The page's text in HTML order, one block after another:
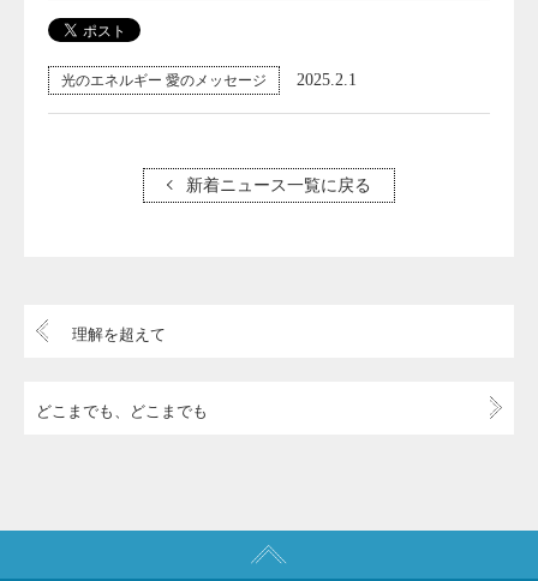
光のエネルギー 愛のメッセージ 2025.2.1
新着ニュース一覧に戻る
理解を超えて
どこまでも、どこまでも